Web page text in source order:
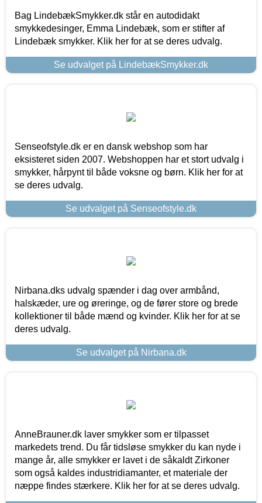
Bag LindebækSmykker.dk står en autodidakt
smykkedesinger, Emma Lindebæk, som er stifter af
Lindebæk smykker. Klik her for at se deres udvalg.
Se udvalget på LindebækSmykker.dk
Senseofstyle.dk er en dansk webshop som har
eksisteret siden 2007. Webshoppen har et stort udvalg i
smykker, hårpynt til både voksne og børn. Klik her for at
se deres udvalg.
Se udvalget på Senseofstyle.dk
Nirbana.dks udvalg spænder i dag over armbånd,
halskæder, ure og øreringe, og de fører store og brede
kollektioner til både mænd og kvinder. Klik her for at se
deres udvalg.
Se udvalget på Nirbana.dk
AnneBrauner.dk laver smykker som er tilpasset
markedets trend. Du får tidsløse smykker du kan nyde i
mange år, alle smykker er lavet i de såkaldt Zirkoner
som også kaldes industridiamanter, et materiale der
næppe findes stærkere. Klik her for at se deres udvalg.